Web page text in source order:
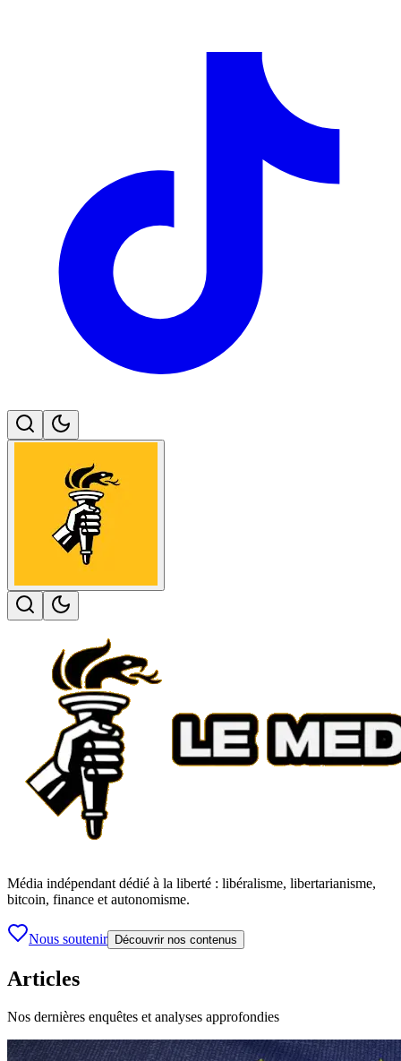
Média indépendant dédié à la liberté : libéralisme, libertarianisme,
bitcoin, finance et autonomisme.
Nous soutenir Découvrir nos contenus
Articles
Nos dernières enquêtes et analyses approfondies